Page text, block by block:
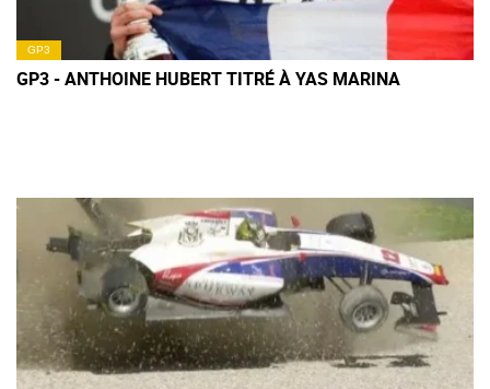
GP3
GP3 - ANTHOINE HUBERT TITRÉ À YAS MARINA